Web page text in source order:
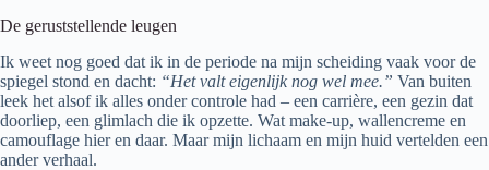
De geruststellende leugen
Ik weet nog goed dat ik in de periode na mijn scheiding vaak voor de
spiegel stond en dacht: “Het valt eigenlijk nog wel mee.” Van buiten
leek het alsof ik alles onder controle had – een carrière, een gezin dat
doorliep, een glimlach die ik opzette. Wat make-up, wallencreme en
camouflage hier en daar. Maar mijn lichaam en mijn huid vertelden een
ander verhaal.